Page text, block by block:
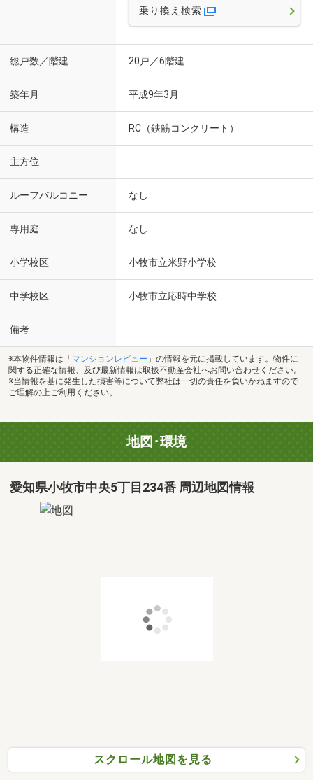
乗り換え検索
総戸数／階建 20戸／6階建
築年月 平成9年3月
構造 RC（鉄筋コンクリート）
主方位
ルーフバルコニー なし
専用庭 なし
小学校区 小牧市立米野小学校
中学校区 小牧市立応時中学校
備考
※本物件情報は「 マンションレビュー 」の情報を元に掲載しています。物件に
関する正確な情報、及び最新情報は取扱不動産会社へお問い合わせください。
※当情報を基に発生した損害等について弊社は一切の責任を負いかねますので
ご理解の上ご利用ください。
地図･環境
愛知県小牧市中央5丁目234番 周辺地図情報
スクロール地図を見る